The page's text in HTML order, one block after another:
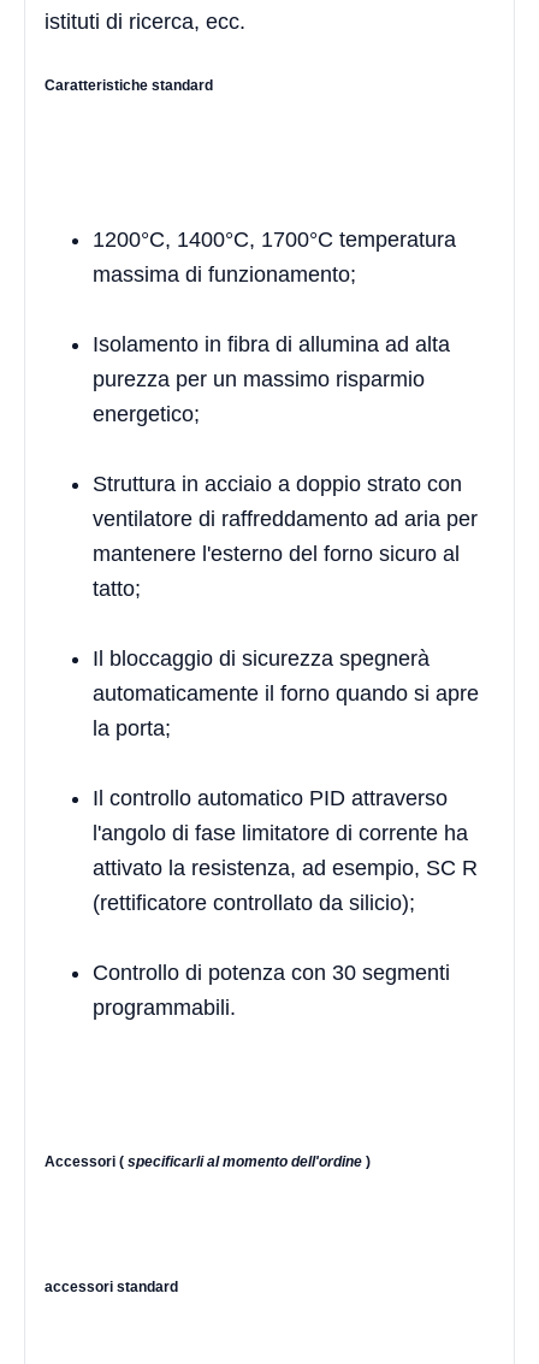
istituti di ricerca, ecc.
Caratteristiche standard
1200°C, 1400°C, 1700°C temperatura
massima di funzionamento;
Isolamento in fibra di allumina ad alta
purezza per un massimo risparmio
energetico;
Struttura in acciaio a doppio strato con
ventilatore di raffreddamento ad aria per
mantenere l'esterno del forno sicuro al
tatto;
Il bloccaggio di sicurezza spegnerà
automaticamente il forno quando si apre
la porta;
Il controllo automatico PID attraverso
l'angolo di fase limitatore di corrente ha
attivato la resistenza, ad esempio, SC R
(rettificatore controllato da silicio);
Controllo di potenza con 30 segmenti
programmabili.
Accessori ( specificarli al momento dell'ordine )
accessori standard